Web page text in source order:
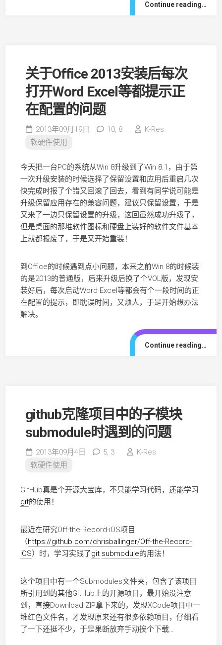
Continue reading…
关于Office 2013安装后每次
打开Word Excel等都提示正
在配置的问题
2013年09月19日 10, 8
K-Res
软硬件使用
今天把一台PC的系统从Win 8升级到了Win 8.1，由于第
一次升级安装的时候选择了保留设置和应用后重启几次
快完成时报了个错又回滚了回去，看到有同学说可能是
升级保留应用存在的兼容问题，建议只保留设置，于是
又来了一边只保留设置的升级，这回虽然成功升级了，
但是桌面的那堆软件图标和硬盘上装好的软件文件基本
上就都报废了，于是又开始重装！
到Office的时候遇到点小问题，本来之前Win 8的时候装
的是2013的普通版，后来升级后换了个VOL版，发现安
装好后，每次启动Word Excel等都会有个一段时间的正
在配置的提示，即耽误时间，又烦人，于是开始想办法
解决。
Continue reading…
github克隆项目中的子模块
submodule时遇到的问题
2013年09月4日 5, 3
K-Res
软硬件使用
GitHub真是个开源大宝库，不只能学习代码，还能学习
git的使用！
最近在研究Off-the-Record-iOS项目
（https://github.com/chrisballinger/Off-the-Record-
iOS）时，学习实践了git submodule的用法！
这个项目中有一个Submodules文件夹，包含了该项目
所引用到的其他GitHub上的开源项目，最开始没注意
到，直接Download ZIP拿下来的，发现XCode项目中一
堆红色文件名，才发现原来还有很多依赖项目，仔细看
了一下还挺不少，于是果断放弃手动挨个下载…